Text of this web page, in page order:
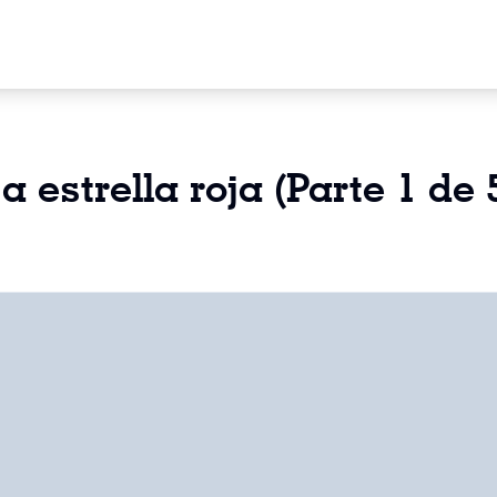
estrella roja (Parte 1 de